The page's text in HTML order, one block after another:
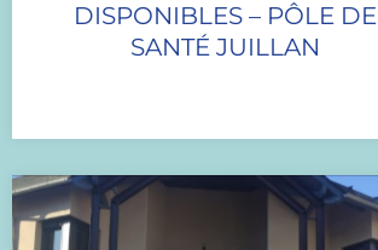
DISPONIBLES – PÔLE DE
SANTÉ JUILLAN